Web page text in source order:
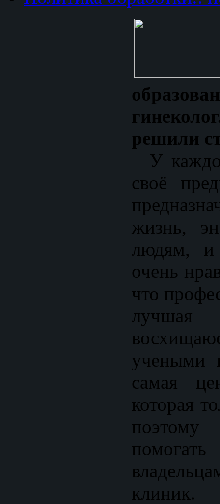
решили
У
своё
жизнь,
людям, и
очень
что
учеными
самая
которая
клиник.